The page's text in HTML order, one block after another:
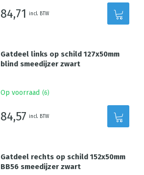
84,71 incl. BTW
Gatdeel links op schild 127x50mm
blind smeedijzer zwart
Op voorraad (6)
84,57 incl. BTW
Gatdeel rechts op schild 152x50mm
BB56 smeedijzer zwart